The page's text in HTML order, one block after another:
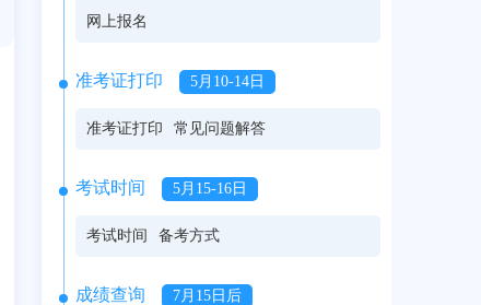
网上报名
准考证打印 5月10-14日
准考证打印 常见问题解答
考试时间 5月15-16日
考试时间 备考方式
成绩查询 7月15日后